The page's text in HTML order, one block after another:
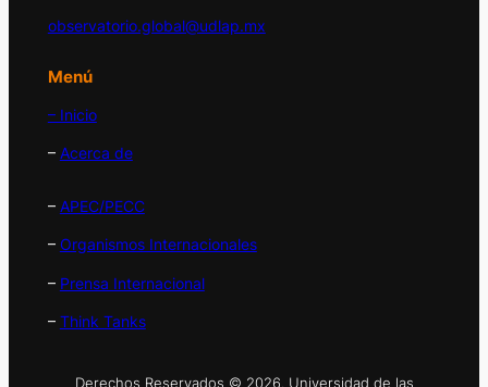
observatorio.global@udlap.mx
Menú
– Inicio
– Acerca de
– APEC/PECC
– Organismos Internacionales
– Prensa Internacional
– Think Tanks
Derechos Reservados © 2026. Universidad de las